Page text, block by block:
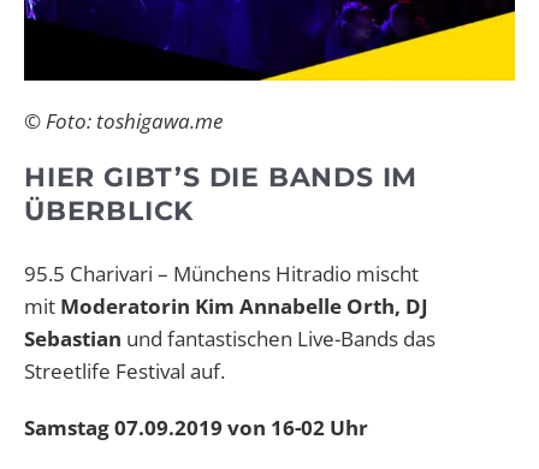
© Foto: toshigawa.me
HIER GIBT’S DIE BANDS IM
ÜBERBLICK
95.5 Charivari – Münchens Hitradio mischt
mit Moderatorin Kim Annabelle Orth, DJ
Sebastian und fantastischen Live-Bands das
Streetlife Festival auf.
Samstag 07.09.2019 von 16-02 Uhr